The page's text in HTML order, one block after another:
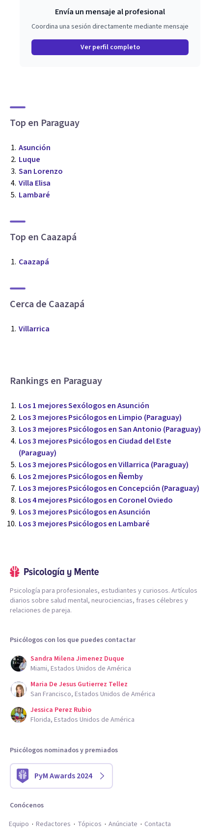
Envía un mensaje al profesional
Coordina una sesión directamente mediante mensaje
Ver perfil completo
Top en Paraguay
Asunción
Luque
San Lorenzo
Villa Elisa
Lambaré
Top en Caazapá
Caazapá
Cerca de Caazapá
Villarrica
Rankings en Paraguay
Los 1 mejores Sexólogos en Asunción
Los 3 mejores Psicólogos en Limpio (Paraguay)
Los 3 mejores Psicólogos en San Antonio (Paraguay)
Los 3 mejores Psicólogos en Ciudad del Este
(Paraguay)
Los 3 mejores Psicólogos en Villarrica (Paraguay)
Los 2 mejores Psicólogos en Ñemby
Los 3 mejores Psicólogos en Concepción (Paraguay)
Los 4 mejores Psicólogos en Coronel Oviedo
Los 3 mejores Psicólogos en Asunción
Los 3 mejores Psicólogos en Lambaré
Psicología para profesionales, estudiantes y curiosos. Artículos
diarios sobre salud mental, neurociencias, frases célebres y
relaciones de pareja.
Psicólogos con los que puedes contactar
Sandra Milena Jimenez Duque
Miami, Estados Unidos de América
Maria De Jesus Gutierrez Tellez
San Francisco, Estados Unidos de América
Jessica Perez Rubio
Florida, Estados Unidos de América
Psicólogos nominados y premiados
PyM Awards 2024
Conócenos
Equipo
Redactores Tópicos Anúnciate Contacta